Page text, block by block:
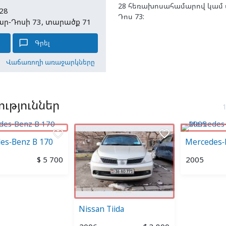
Դոսի 73, տարածք 71
chat_bubble_outline Գրել
Վաճառողի առաջարկները
28 հեռախոսահամարով կամ
Դոս 73:
Benz B 170
$ 5 700
favorite_border
Nissan Tiida
favorite_border
2005